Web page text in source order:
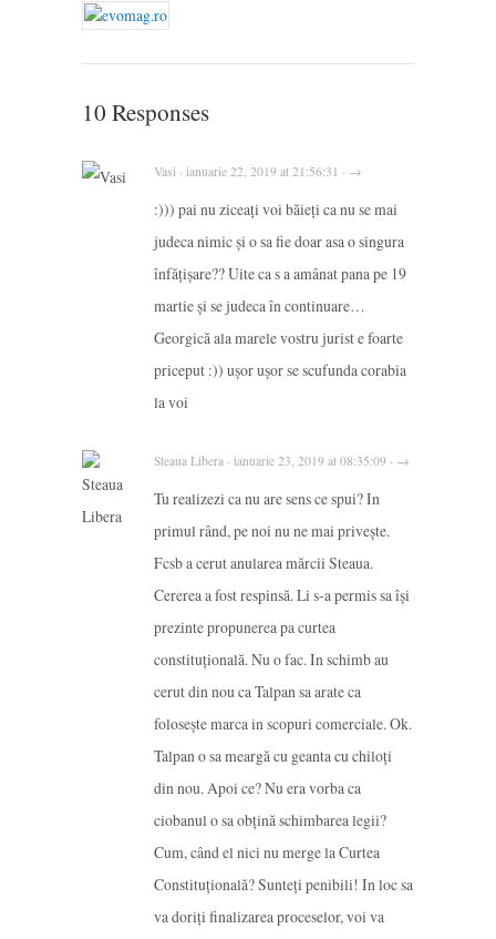
10 Responses
Vasi · ianuarie 22, 2019 at 21:56:31 · →
:))) pai nu ziceați voi băieți ca nu se mai
judeca nimic și o sa fie doar asa o singura
înfățișare?? Uite ca s a amânat pana pe 19
martie și se judeca în continuare…
Georgică ala marele vostru jurist e foarte
priceput :)) ușor ușor se scufunda corabia
la voi
Steaua Libera · ianuarie 23, 2019 at 08:35:09 · →
Tu realizezi ca nu are sens ce spui? In
primul rând, pe noi nu ne mai privește.
Fcsb a cerut anularea mărcii Steaua.
Cererea a fost respinsă. Li s-a permis sa își
prezinte propunerea pa curtea
constituțională. Nu o fac. In schimb au
cerut din nou ca Talpan sa arate ca
folosește marca in scopuri comerciale. Ok.
Talpan o sa meargă cu geanta cu chiloți
din nou. Apoi ce? Nu era vorba ca
ciobanul o sa obțină schimbarea legii?
Cum, când el nici nu merge la Curtea
Constituțională? Sunteți penibili! In loc sa
va doriți finalizarea proceselor, voi va